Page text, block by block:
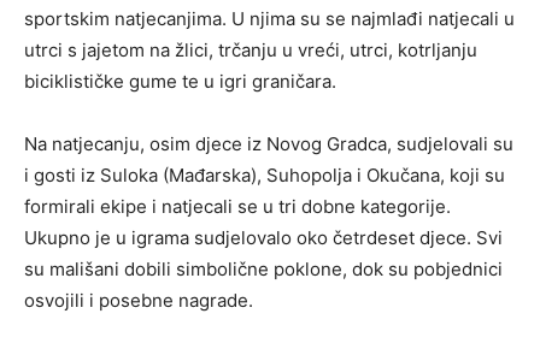
sportskim natjecanjima. U njima su se najmlađi natjecali u
utrci s jajetom na žlici, trčanju u vreći, utrci, kotrljanju
biciklističke gume te u igri graničara.
Na natjecanju, osim djece iz Novog Gradca, sudjelovali su
i gosti iz Suloka (Mađarska), Suhopolja i Okučana, koji su
formirali ekipe i natjecali se u tri dobne kategorije.
Ukupno je u igrama sudjelovalo oko četrdeset djece. Svi
su mališani dobili simbolične poklone, dok su pobjednici
osvojili i posebne nagrade.